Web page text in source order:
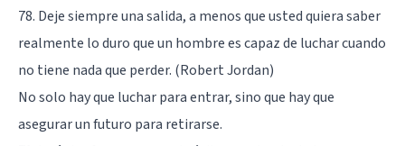
78. Deje siempre una salida, a menos que usted quiera saber
realmente lo duro que un hombre es capaz de luchar cuando
no tiene nada que perder. (Robert Jordan)
No solo hay que luchar para entrar, sino que hay que
asegurar un futuro para retirarse.